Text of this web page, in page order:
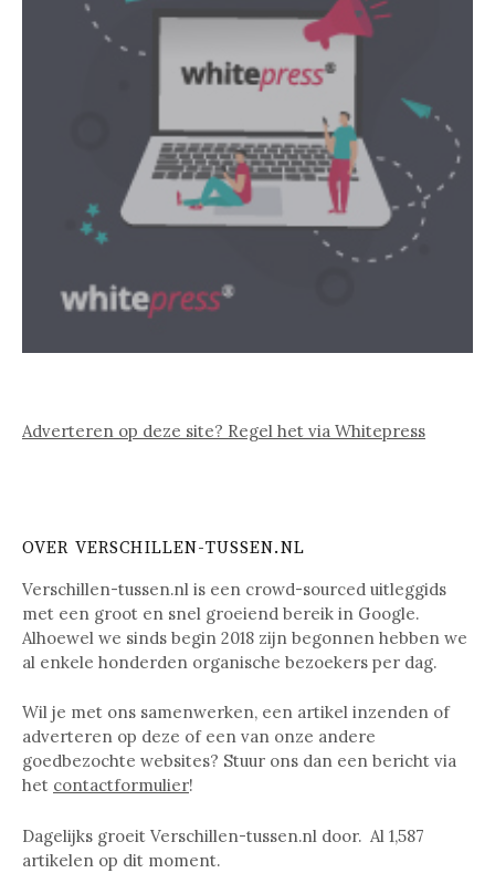
Adverteren op deze site? Regel het via Whitepress
OVER VERSCHILLEN-TUSSEN.NL
Verschillen-tussen.nl is een crowd-sourced uitleggids
met een groot en snel groeiend bereik in Google.
Alhoewel we sinds begin 2018 zijn begonnen hebben we
al enkele honderden organische bezoekers per dag.
Wil je met ons samenwerken, een artikel inzenden of
adverteren op deze of een van onze andere
goedbezochte websites? Stuur ons dan een bericht via
het contactformulier!
Dagelijks groeit Verschillen-tussen.nl door. Al 1,587
artikelen op dit moment.